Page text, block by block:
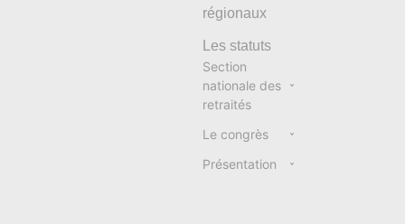
régionaux
Les statuts
Section
nationale des
retraités
Le congrès
Présentation